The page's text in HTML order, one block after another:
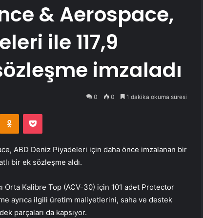
& Aerospace,
ile 117,9
imzaladı
0 0 1 dakika okuma süresi
Odnoklassniki
Pocket
ABD Deniz Piyadeleri için daha önce imzalanan bir
bir ek sözleşme aldı.
Kalibre Top (ACV-30) için 101 adet Protector
ayrıca ilgili üretim maliyetlerini, saha ve destek
parçaları da kapsıyor.